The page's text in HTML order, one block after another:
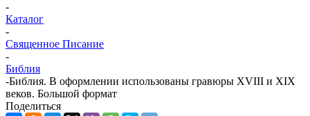
-
Каталог
-
Священное Писание
-
Библия
-Библия. В оформлении использованы гравюры XVIII и XIX
веков. Большой формат
Поделиться